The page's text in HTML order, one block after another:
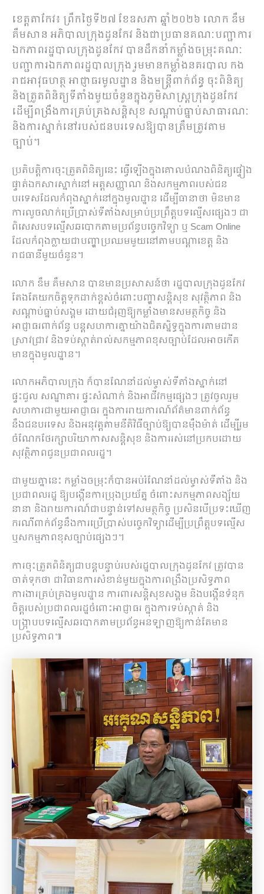
ខេត្តតាកែវ៖ ព្រឹកថ្ងៃទី២៧ ខែឧសភា ឆ្នាំ២០២៦ លោក ឌឹម
គឹមសាន អភិបាលក្រុងដូនកែវ និងជាប្រធានគណៈបញ្ជាការ
ឯកភាពរដ្ឋបាលក្រុងដូនកែវ បានដឹកនាំកម្លាំងចម្រុះគណៈ
បញ្ជាការឯកភាពរដ្ឋបាលក្រុង រួមមានកម្លាំងនគរបាល កង
រាជអាវុធហត្ថ អាជ្ញាធរមូលដ្ឋាន និងមន្ត្រីពាក់ព័ន្ធ ចុះពិនិត្យ
និងត្រួតពិនិត្យទីតាំងមួយចំនួនក្នុងភូមិសាស្ត្រក្រុងដូនកែវ
ដើម្បីពង្រឹងការគ្រប់គ្រងសន្តិសុខ សណ្ដាប់ធ្នាប់សាធារណៈ
និងការស្នាក់នៅរបស់ជនបរទេសឱ្យបានត្រឹមត្រូវតាម
ច្បាប់។
ប្រតិបត្តិការចុះត្រួតពិនិត្យនេះ ធ្វើឡើងក្នុងគោលបំណងពិនិត្យផ្ទៀង
ផ្ទាត់ឯកសារស្នាក់នៅ អត្តសញ្ញាណ និងសកម្មភាពរបស់ជន
បរទេសដែលកំពុងស្នាក់នៅក្នុងមូលដ្ឋាន ដើម្បីធានាថា មិនមាន
ការលួចលាក់ប្រើប្រាស់ទីតាំងសម្រាប់ប្រព្រឹត្តបទល្មើសផ្សេងៗ ជា
ពិសេសបទល្មើសឆបោកតាមប្រព័ន្ធបច្ចេកវិទ្យា ឬ Scam Online
ដែលកំពុងក្លាយជាបញ្ហាប្រឈមមួយនៅតាមបណ្តាខេត្ត និង
រាជធានីមួយចំនួន។
លោក ឌឹម គឹមសាន បានមានប្រសាសន៍ថា រដ្ឋបាលក្រុងដូនកែវ
តែងតែយកចិត្តទុកដាក់ខ្ពស់ចំពោះបញ្ហាសន្តិសុខ សុវត្ថិភាព និង
សណ្ដាប់ធ្នាប់សង្គម ដោយជំរុញឱ្យកម្លាំងមានសមត្ថកិច្ច និង
អាជ្ញាធរពាក់ព័ន្ធ បន្តសហការគ្នាយ៉ាងជិតស្និទ្ធក្នុងការតាមដាន
ស្រាវជ្រាវ និងទប់ស្កាត់រាល់សកម្មភាពខុសច្បាប់ដែលអាចកើត
មានក្នុងមូលដ្ឋាន។
លោកអភិបាលក្រុង ក៏បានណែនាំដល់ម្ចាស់ទីតាំងស្នាក់នៅ
ផ្ទះជួល សណ្ឋាគារ ផ្ទះសំណាក់ និងអាជីវកម្មផ្សេងៗ ត្រូវចូលរួម
សហការជាមួយអាជ្ញាធរ ក្នុងការរាយការណ៍ព័ត៌មានពាក់ព័ន្ធ
នឹងជនបរទេស និងអនុវត្តតាមនីតិវិធីច្បាប់ឱ្យបានម៉ឺងម៉ាត់ ដើម្បីរួម
ចំណែកថែរក្សាបរិយាកាសសន្តិសុខ និងការរស់នៅប្រកបដោយ
សុវត្ថិភាពជូនប្រជាពលរដ្ឋ។
ជាមួយគ្នានេះ កម្លាំងចម្រុះក៏បានអប់រំណែនាំដល់ម្ចាស់ទីតាំង និង
ប្រជាពលរដ្ឋ ឱ្យបង្កើនការប្រុងប្រយ័ត្ន ចំពោះសកម្មភាពសង្ស័យ
នានា និងរាយការណ៍ជាបន្ទាន់ទៅសមត្ថកិច្ច ប្រសិនបើប្រទះឃើញ
ករណីពាក់ព័ន្ធនឹងការប្រើប្រាស់បច្ចេកវិទ្យាដើម្បីប្រព្រឹត្តបទល្មើស
ឬសកម្មភាពខុសច្បាប់ផ្សេងៗ។
ការចុះត្រួតពិនិត្យជាបន្តបន្ទាប់របស់រដ្ឋបាលក្រុងដូនកែវ ត្រូវបាន
ចាត់ទុកថា ជាវិធានការសំខាន់មួយក្នុងការពង្រឹងប្រសិទ្ធភាព
ការងារគ្រប់គ្រងមូលដ្ឋាន ការពារសន្តិសុខសង្គម និងបង្កើនទំនុក
ចិត្តរបស់ប្រជាពលរដ្ឋចំពោះអាជ្ញាធរ ក្នុងការទប់ស្កាត់ និង
បង្ក្រាបបទល្មើសឆបោកតាមប្រព័ន្ធអនឡាញឱ្យកាន់តែមាន
ប្រសិទ្ធភាព៕